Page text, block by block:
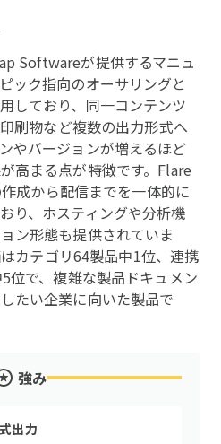
Softwareが提供するマニュ
ック指向のオーサリングと
しており、同一コンテンツ
刷物など複数の出力形式へ
やバージョンが増えるほど
高まる点が特徴です。Flare
成から配信までを一体的に
り、ホスティングや分析機
ン形態も提供されていま
カテゴリ64製品中1位、連携
位で、複雑な製品ドキュメン
たい企業に向いた製品で
強み
出力